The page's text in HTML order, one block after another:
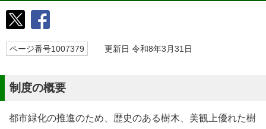
ページ番号1007379 更新日 令和8年3月31日
制度の概要
都市緑化の推進のため、歴史のある樹木、美観上優れた樹